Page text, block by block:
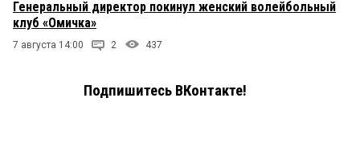
Генеральный директор покинул женский волейбольный
клуб «Омичка»
7 августа 14:00 2 437
Подпишитесь ВКонтакте!